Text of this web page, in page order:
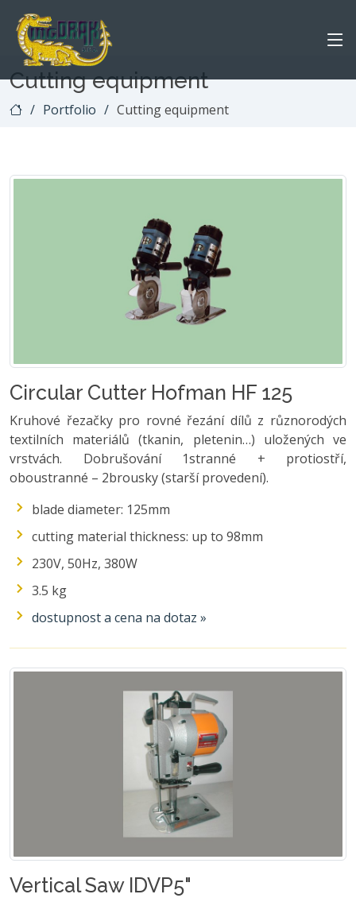
Cutting equipment
Portfolio Cutting equipment
Circular Cutter Hofman HF 125
Kruhové řezačky pro rovné řezání dílů z různorodých
textilních materiálů (tkanin, pletenin…) uložených ve
vrstvách. Dobrušování 1stranné + protiostří,
oboustranné – 2brousky (starší provedení).
blade diameter: 125mm
cutting material thickness: up to 98mm
230V, 50Hz, 380W
3.5 kg
dostupnost a cena na dotaz »
Vertical Saw IDVP5"